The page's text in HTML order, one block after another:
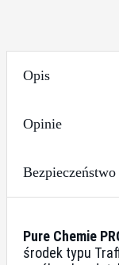
Opis
Opinie
Bezpieczeństwo
Pure Chemie
środek typu